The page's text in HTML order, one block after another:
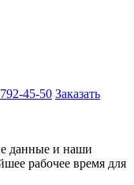
45-50 Заказать
данные и наши
рабочее время для